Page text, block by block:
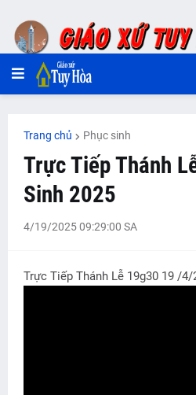
Trang chủ Phục sinh
Trực Tiếp Thánh
Sinh 2025
4/19/2025 09:29:00 SA
Trực Tiếp Thánh Lễ 19g30 19 /4/